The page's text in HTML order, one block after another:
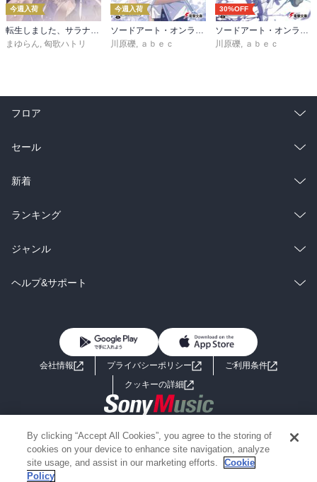
今週入荷
転生しました、サラナ・キンジェです。ごきげんよう。５ ～婚約破棄されたので田舎で気ままに暮らしたいと思います～【電子書店共通特典SS付】
まゆらん, 匈歌ハトリ
今週入荷
ソードアート・オンライン マテリアル１ シュガーリィ・デイズ
川原礫, ａｂｅｃ
30%OFF
ソードアート・オンライン29 ユナイタル・リングVIII
川原礫, ａｂｅｃ
フロア
総合
ラノベ
雑誌・グラビア
BL・TL
セール
総合
ラノベ
雑誌・グラビア
BL・TL
新着
総合
ラノベ
雑誌・グラビア
ランキング
総合
ラノベ
ジャンル
コミック
ライトノベル 男子向けラノベ
小説
海外小説
ミステリー SF
歴史・時代小説
ヘルプ&サポート
よくあるご質問 お問い合わせ
会社情報 プライバシーポリシー
ご利用条件
クッキーの詳細
Copyright 2017 - 2026 Sony Music Entertainment(Japan) Inc.
Information on the site is for the Japan domestic market only
powered by
By clicking “Accept All Cookies”, you agree to the storing of
cookies on your device to enhance site navigation, analyze
site usage, and assist in our marketing efforts.
Cookie
Policy